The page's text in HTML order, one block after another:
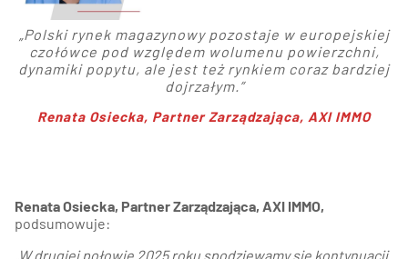
Polski rynek magazynowy pozostaje w europejskiej
czołówce pod względem wolumenu powierzchni,
dynamiki popytu, ale jest też rynkiem coraz bardziej
dojrzałym.”
Renata Osiecka, Partner Zarządzająca, AXI IMMO
Renata Osiecka, Partner Zarządzająca, AXI IMMO,
podsumowuje:
„W drugiej połowie 2025 roku spodziewamy się kontynuacji